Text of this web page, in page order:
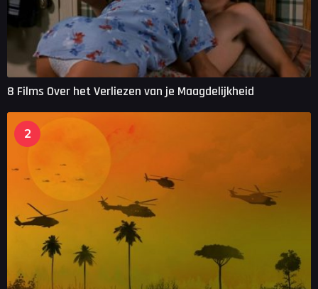
8 Films Over het Verliezen van je Maagdelijkheid
2